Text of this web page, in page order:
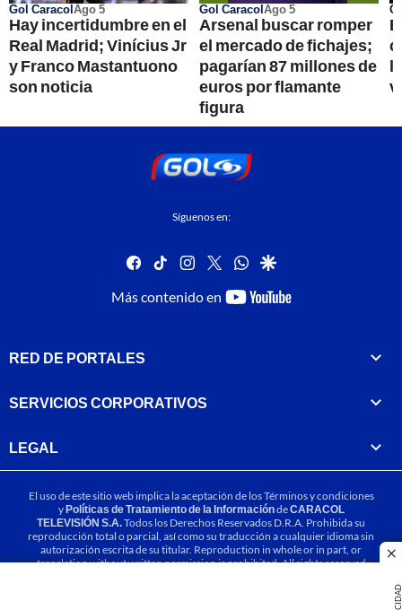
Gol CaracolAgo 5
Hay incertidumbre en el
Real Madrid; Vinícius Jr
y Franco Mastantuono
son noticia
Gol CaracolAgo 5
Arsenal buscar romper
el mercado de fichajes;
pagarían 87 millones de
euros por flamante
figura
Síguenos en:
facebook
tiktok instagram
twitterwhatsapp
google
Más contenido en
youtube-
RED DE PORTALES
SERVICIOS CORPORATIVOS
LEGAL
El uso de este sitio web implica la aceptación de losTérminos y condiciones
yPolíticas de Tratamiento de la InformacióndeCARACOL
TELEVISIÓN S.A.Todos los Derechos Reservados D.R.A. Prohibida su
reproducción total o parcial, así como su traducción a cualquier idioma sin
autorización escrita de su titular. Reproduction in whole or in part, or
translation without written permission is prohibited. All rights reserved